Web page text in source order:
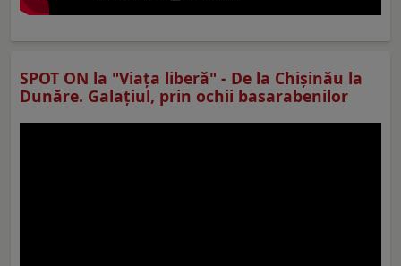
SPOT ON la "Viaţa liberă" - De la Chișinău la
Dunăre. Galațiul, prin ochii basarabenilor